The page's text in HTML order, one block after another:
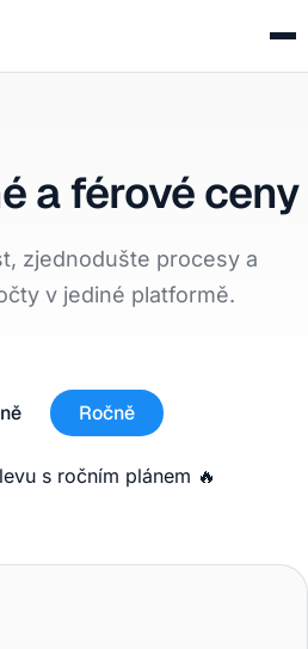
a férové ceny
zjednodušte procesy a
v jediné platformě.
Ročně
s ročním plánem 🔥